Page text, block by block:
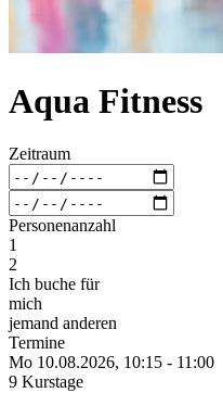
Aqua Fitness
Zeitraum
Personenanzahl
1
2
Ich buche für
mich
jemand anderen
Termine
Mo 10.08.2026, 10:15 - 11:00
9 Kurstage